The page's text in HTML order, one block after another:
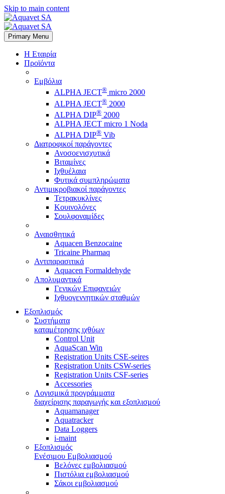
Skip to main content
Primary Menu
Η Εταιρία
Προϊόντα
Εμβόλια
ALPHA JECT® micro 2000
ALPHA JECT® 2000
ALPHA DIP® 2000
ALPHA JECT micro 1 Νoda
ALPHA DIP® Vib
Διατροφικοί παράγοντες
Ανοσοενισχυτικά
Βιταμίνες
Ιχθυέλαια
Φυτικά συμπληρώματα
Αντιμικροβιακοί παράγοντες
Τετρακυκλίνες
Κουινολόνες
Σουλφοναμίδες
Αναισθητικά
Aquacen Benzocaine
Tricaine Pharmaq
Αντιπαρασιτικά
Aquacen Formaldehyde
Απολυμαντικά
Γενικών Επιφανειών
Ιχθυογεννητικών σταθμών
Εξοπλισμός
Συστήματα
καταμέτρησης ιχθύων
Control Unit
AquaScan Win
Registration Units CSE-seires
Registration Units CSW-series
Registration Units CSF-series
Accessories
Λογισμικά προγράμματα
διαχείρισης παραγωγής και εξοπλισμού
Aquamanager
Aquatracker
Data Loggers
i-maint
Εξοπλισμός
Ενέσιμου Εμβολιασμού
Βελόνες εμβολιασμού
Πιστόλια εμβολιασμού
Σάκοι εμβολιασμού